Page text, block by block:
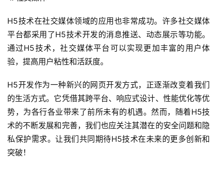
微
开
发
程
序
开
发
网
H5技术在社交媒体领域的应用也非常成功。许多社交媒体
平台都采用了H5技术开发的消息推送、动态展示等功能。
通过H5技术，社交媒体平台可以实现更加丰富的用户体
验，提高用户粘性和活跃度。
H5开发作为一种新兴的网页开发方式，正逐渐改变着我们
的生活方式。它凭借其跨平台、响应式设计、性能优化等优
势，为各行各业带来了前所未有的机遇。然而，随着H5技
术的不断发展和完善，我们也应关注其潜在的安全问题和隐
私保护需求。让我们共同期待H5技术在未来的更多创新和
突破！